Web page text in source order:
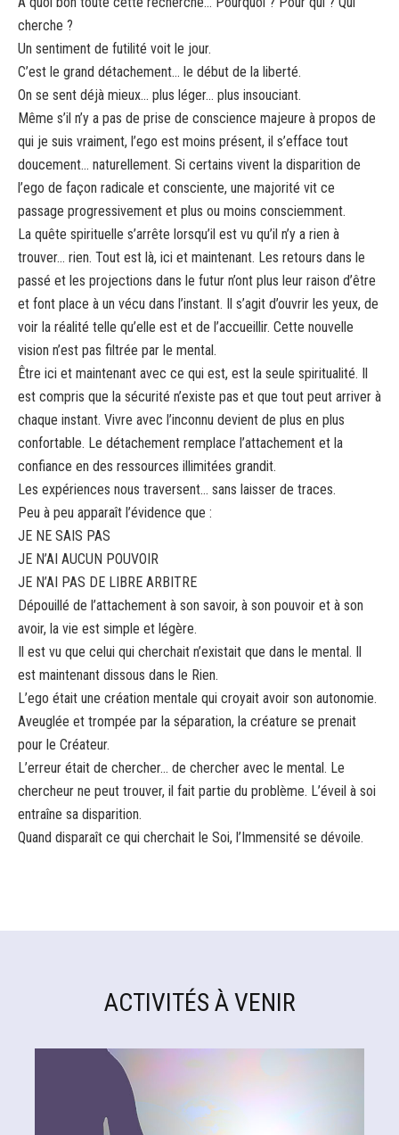
cherche ?
Un sentiment de futilité voit le jour.
C’est le grand détachement… le début de la liberté.
On se sent déjà mieux… plus léger… plus insouciant.
Même s’il n’y a pas de prise de conscience majeure à propos de
qui je suis vraiment, l’ego est moins présent, il s’efface tout
doucement… naturellement. Si certains vivent la disparition de
l’ego de façon radicale et consciente, une majorité vit ce
passage progressivement et plus ou moins consciemment.
La quête spirituelle s’arrête lorsqu’il est vu qu’il n’y a rien à
trouver… rien. Tout est là, ici et maintenant. Les retours dans le
passé et les projections dans le futur n’ont plus leur raison d’être
et font place à un vécu dans l’instant. Il s’agit d’ouvrir les yeux, de
voir la réalité telle qu’elle est et de l’accueillir. Cette nouvelle
vision n’est pas filtrée par le mental.
Être ici et maintenant avec ce qui est, est la seule spiritualité. Il
est compris que la sécurité n’existe pas et que tout peut arriver à
chaque instant. Vivre avec l’inconnu devient de plus en plus
confortable. Le détachement remplace l’attachement et la
confiance en des ressources illimitées grandit.
Les expériences nous traversent… sans laisser de traces.
Peu à peu apparaît l’évidence que :
JE NE SAIS PAS
JE N’AI AUCUN POUVOIR
JE N’AI PAS DE LIBRE ARBITRE
Dépouillé de l’attachement à son savoir, à son pouvoir et à son
avoir, la vie est simple et légère.
Il est vu que celui qui cherchait n’existait que dans le mental. Il
est maintenant dissous dans le Rien.
L’ego était une création mentale qui croyait avoir son autonomie.
Aveuglée et trompée par la séparation, la créature se prenait
pour le Créateur.
L’erreur était de chercher… de chercher avec le mental. Le
chercheur ne peut trouver, il fait partie du problème. L’éveil à soi
entraîne sa disparition.
Quand disparaît ce qui cherchait le Soi, l’Immensité se dévoile.
ACTIVITÉS À VENIR